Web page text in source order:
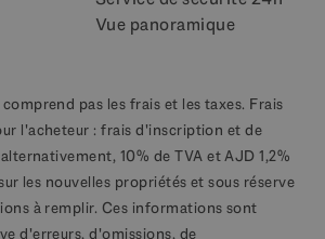
Vue panoramique
pas les frais et les taxes. Frais
l'acheteur : frais d'inscription et de
10% de TVA et AJD 1,2%
les nouvelles propriétés et sous réserve
à remplir. Ces informations sont
d'erreurs, d'omissions, de